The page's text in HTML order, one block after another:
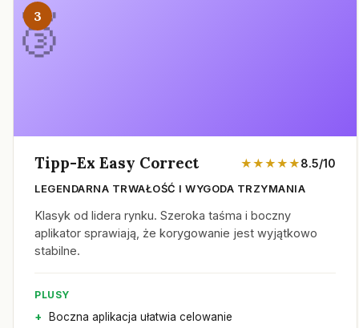
3
Tipp-Ex Easy Correct ★★★★★8.5/10
LEGENDARNA TRWAŁOŚĆ I WYGODA TRZYMANIA
Klasyk od lidera rynku. Szeroka taśma i boczny
aplikator sprawiają, że korygowanie jest wyjątkowo
stabilne.
PLUSY
Boczna aplikacja ułatwia celowanie